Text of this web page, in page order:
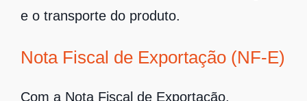
e o transporte do produto.
Nota Fiscal de Exportação (NF-E)
Com a Nota Fiscal de Exportação,